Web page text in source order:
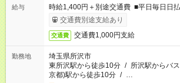
給与
時給1,400円＋別途交通費 ■平日毎日日払
交通費別途支給あり
交通費 交通費1,000円支給
勤務地
埼玉県所沢市
東所沢駅から徒歩10分 / 所沢駅からバ
京都)駅から徒歩10分 / …